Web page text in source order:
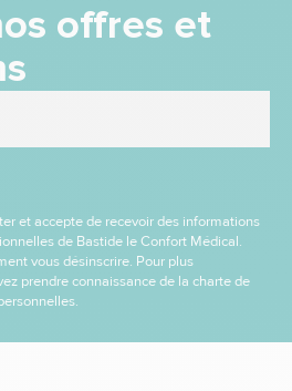
offres et
et accepte de recevoir des informations
de Bastide le Confort Médical.
vous désinscrire. Pour plus
prendre connaissance de la charte de